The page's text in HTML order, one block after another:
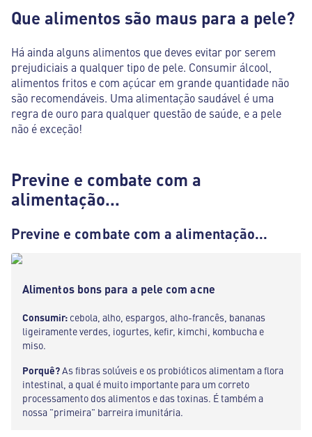
Que alimentos são maus para a pele?
Há ainda alguns alimentos que deves evitar por serem
prejudiciais a qualquer tipo de pele. Consumir álcool,
alimentos fritos e com açúcar em grande quantidade não
são recomendáveis. Uma alimentação saudável é uma
regra de ouro para qualquer questão de saúde, e a pele
não é exceção!
Previne e combate com a
alimentação...
Previne e combate com a alimentação...
Alimentos bons para a pele com acne
Consumir: cebola, alho, espargos, alho-francês, bananas
ligeiramente verdes, iogurtes, kefir, kimchi, kombucha e
miso.
Porquê?As fibras solúveis e os probióticos alimentam a flora
intestinal, a qual é muito importante para um correto
processamento dos alimentos e das toxinas. É também a
nossa "primeira" barreira imunitária.